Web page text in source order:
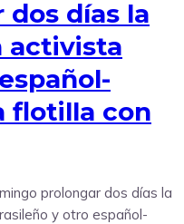
dos días la
activista
flotilla con
prolongar dos días la
y otro español-